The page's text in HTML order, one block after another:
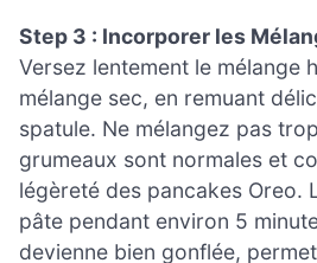
Step 3 : Incorporer les
Versez lentement le mélange
mélange sec, en remuant
spatule. Ne mélangez pas
grumeaux sont normales et
légèreté des pancakes Oreo.
pâte pendant environ 5
devienne bien gonflée,